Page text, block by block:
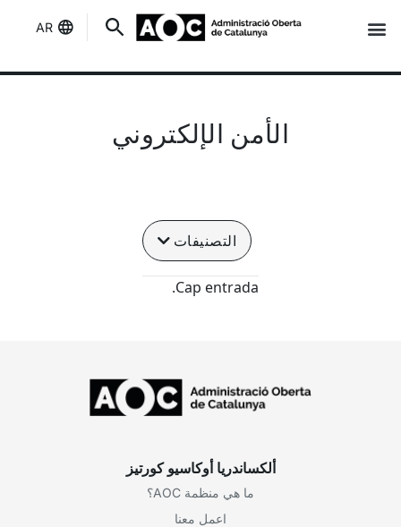
AR
الأمن الإلكتروني
التصنيفات
Cap entrada.
ألكساندريا أوكاسيو كورتيز
ما هي منظمة AOC؟
اعمل معنا